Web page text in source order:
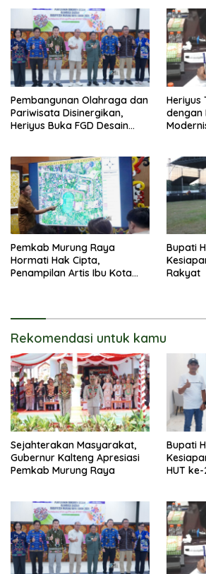
Pembangunan Olahraga dan
Pariwisata Disinergikan,
Heriyus Buka FGD Desain
Heriyus
dengan
Pemkab Murung Raya
Hormati Hak Cipta,
Penampilan Artis Ibu Kota
Bupati
Rakyat
Rekomendasi untuk kamu
Sejahterakan Masyarakat,
Gubernur Kalteng Apresiasi
Pemkab Murung Raya
Bupati
HUT